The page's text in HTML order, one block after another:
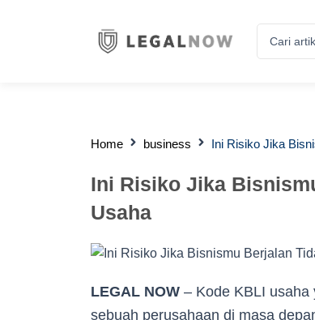
Home business Ini Risiko Jika
Ini Risiko Jika
Usaha
LEGAL NOW – Kode KBLI usaha
sebuah perusahaan di masa